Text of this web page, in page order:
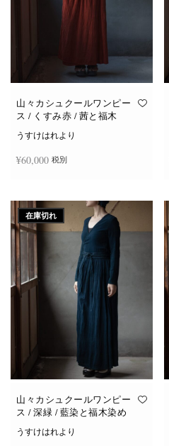
山々カシュクールワンピー
ス / くすみ赤 / 茜と福木
うすけはれより
¥60,000 税別
在庫切れ
山々カシュクールワンピー
ス / 深緑 / 藍染と福木染め
うすけはれより